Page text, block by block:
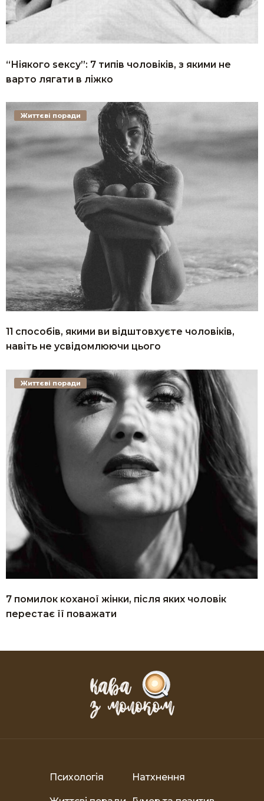
“Ніякого sексу”: 7 типів чоловіків, з якими не
варто лягати в ліжко
11 способів, якими ви відштовхуєте чоловіків,
навіть не усвідомлюючи цього
Життєві поради
7 помилок коханої жінки, після яких чоловік
перестає її поважати
Життєві поради
Психологія Натхнення